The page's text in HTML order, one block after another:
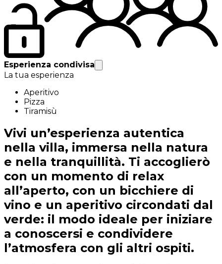
Esperienza condivisa
La tua esperienza
Aperitivo
Pizza
Tiramisù
Vivi un’esperienza autentica
nella villa, immersa nella natura
e nella tranquillità. Ti accoglierò
con un momento di relax
all’aperto, con un bicchiere di
vino e un aperitivo circondati dal
verde: il modo ideale per iniziare
a conoscersi e condividere
l’atmosfera con gli altri ospiti.